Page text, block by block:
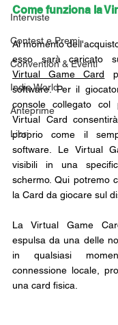
Interviste
Contest e Premi
Convention & Eventi
Indie World
Anteprime
Libri
Come funziona la
Al momento
Virtual Game Card
software. Per il
console collegato col
Virtual Card
proprio come il
software. Le Virtual
visibili in una
schermo. Qui potremo
la Card da giocare sul
La Virtual Game
espulsa da una delle
in qualsiasi
connessione locale,
una card fisica.